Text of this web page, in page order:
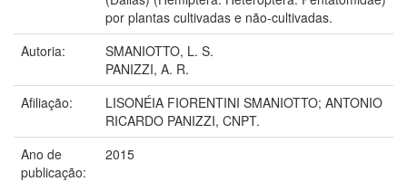
por plantas cultivadas e não-cultivadas.
Autoria:
SMANIOTTO, L. S.
PANIZZI, A. R.
Afiliação:
LISONÉIA FIORENTINI SMANIOTTO; ANTONIO
RICARDO PANIZZI, CNPT.
Ano de
publicação:
2015